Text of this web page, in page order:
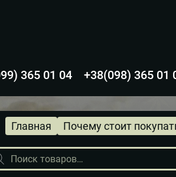
365 01 04 +38(098) 365 01
Главная Почему стоит